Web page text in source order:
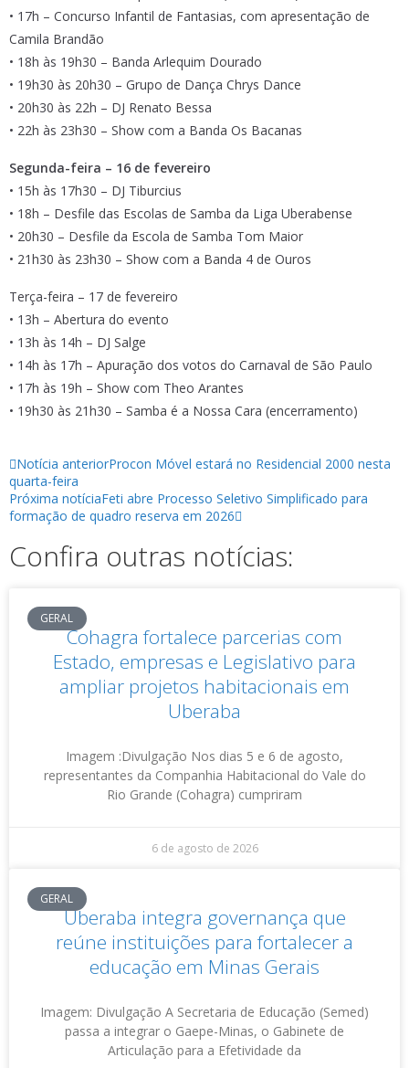
• 17h – Concurso Infantil de Fantasias, com apresentação de
Camila Brandão
• 18h às 19h30 – Banda Arlequim Dourado
• 19h30 às 20h30 – Grupo de Dança Chrys Dance
• 20h30 às 22h – DJ Renato Bessa
• 22h às 23h30 – Show com a Banda Os Bacanas
Segunda-feira – 16 de fevereiro
• 15h às 17h30 – DJ Tiburcius
• 18h – Desfile das Escolas de Samba da Liga Uberabense
• 20h30 – Desfile da Escola de Samba Tom Maior
• 21h30 às 23h30 – Show com a Banda 4 de Ouros
Terça-feira – 17 de fevereiro
• 13h – Abertura do evento
• 13h às 14h – DJ Salge
• 14h às 17h – Apuração dos votos do Carnaval de São Paulo
• 17h às 19h – Show com Theo Arantes
• 19h30 às 21h30 – Samba é a Nossa Cara (encerramento)
Notícia anteriorProcon Móvel estará no Residencial 2000 nesta
quarta-feira
Próxima notíciaFeti abre Processo Seletivo Simplificado para
formação de quadro reserva em 2026
Confira outras notícias:
GERAL
Cohagra fortalece parcerias com
Estado, empresas e Legislativo para
ampliar projetos habitacionais em
Uberaba
Imagem :Divulgação Nos dias 5 e 6 de agosto,
representantes da Companhia Habitacional do Vale do
Rio Grande (Cohagra) cumpriram
6 de agosto de 2026
GERAL
Uberaba integra governança que
reúne instituições para fortalecer a
educação em Minas Gerais
Imagem: Divulgação A Secretaria de Educação (Semed)
passa a integrar o Gaepe-Minas, o Gabinete de
Articulação para a Efetividade da